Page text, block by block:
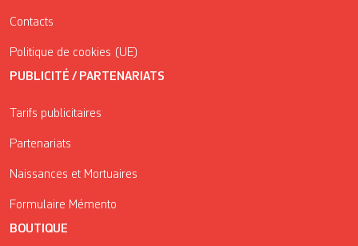
Contacts
Politique de cookies (UE)
PUBLICITÉ / PARTENARIATS
Tarifs publicitaires
Partenariats
Naissances et Mortuaires
Formulaire Mémento
BOUTIQUE